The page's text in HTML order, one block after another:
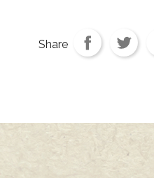
Share